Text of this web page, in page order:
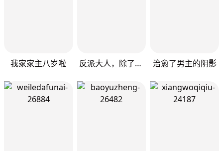
我家家主八岁啦 反派大人，除了结婚我都可以 治愈了男主的阴影